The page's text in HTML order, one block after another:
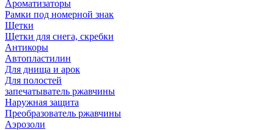
Ароматизаторы
Рамки под номерной знак
Щетки
Щетки для снега, скребки
Антикоры
Автопластилин
Для днища и арок
Для полостей
запечатыватель ржавчины
Наружная защита
Преобразователь ржавчины
Аэрозоли